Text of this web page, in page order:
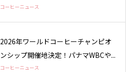
コーヒーニュース
2026年ワールドコーヒーチャンピオ
ンシップ開催地決定！パナマWBCや...
コーヒーニュース